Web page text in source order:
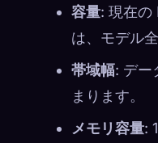
容量: 現在の
は、モデル
帯域幅: デー
まります。
メモリ容量: